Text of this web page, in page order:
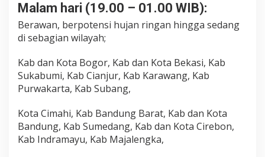
Malam hari (19.00 – 01.00 WIB):
Berawan, berpotensi hujan ringan hingga sedang
di sebagian wilayah;
Kab dan Kota Bogor, Kab dan Kota Bekasi, Kab
Sukabumi, Kab Cianjur, Kab Karawang, Kab
Purwakarta, Kab Subang,
Kota Cimahi, Kab Bandung Barat, Kab dan Kota
Bandung, Kab Sumedang, Kab dan Kota Cirebon,
Kab Indramayu, Kab Majalengka,